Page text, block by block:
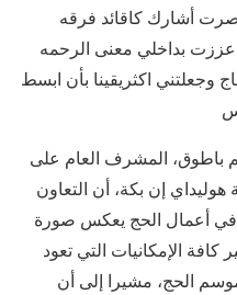
السعودية ومن عام ١٤١٣ صرت أشارك كاقائد فرقه
عززت بداخلي معنى الرحمه
وجعلتني اكثريقينا بأن ابسط
باطوق، المشرف العام على
إن بكة، أن التعاون
في أعمال الحج يعكس صورة
الإمكانيات التي تعود
الحج، مشيرا إلى أن